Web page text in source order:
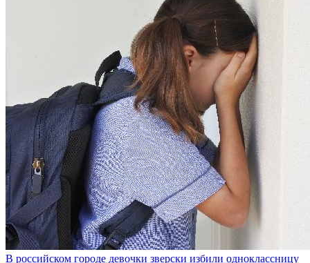
В российском городе девочки зверски избили одноклассницу